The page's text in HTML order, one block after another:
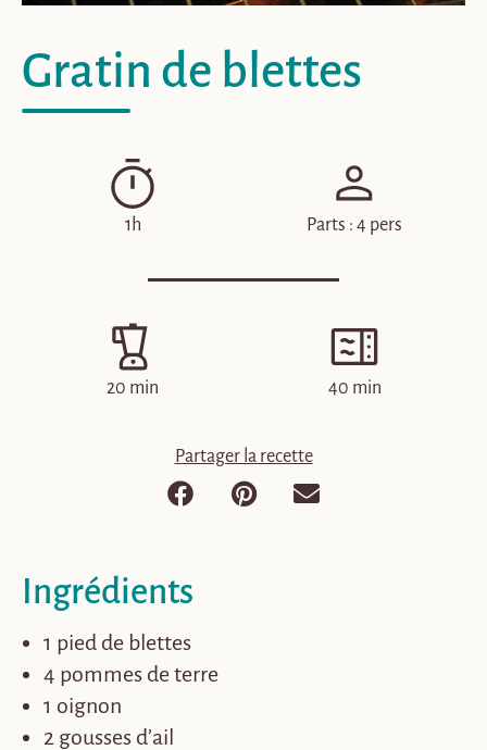
Gratin de blettes
1h Parts : 4 pers
20 min 40 min
Partager la recette
Ingrédients
1 pied de blettes
4 pommes de terre
1 oignon
2 gousses d’ail